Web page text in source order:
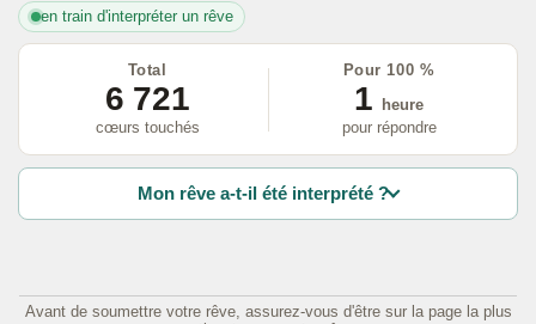
en train d'interpréter un rêve
Total
6 721
cœurs touchés
Pour 100 %
1
heure
pour répondre
Mon rêve a-t-il été interprété ?
Avant de soumettre votre rêve, assurez-vous d'être sur la page la plus